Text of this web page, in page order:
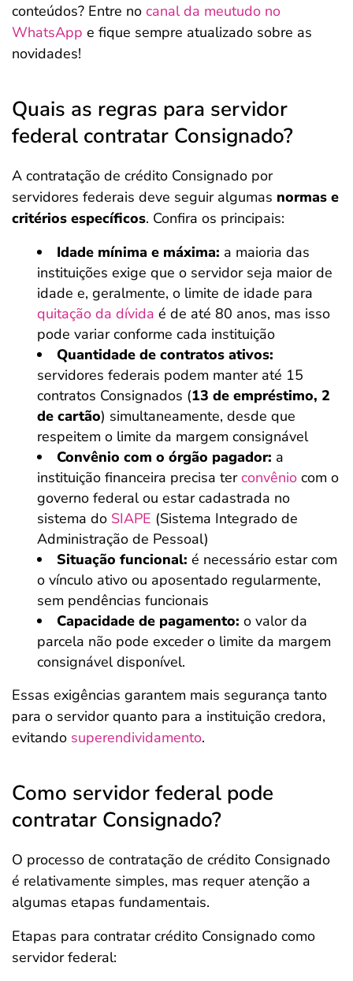
conteúdos? Entre no canal da meutudo no
WhatsApp e fique sempre atualizado sobre as
novidades!
Quais as regras para servidor
federal contratar Consignado?
A contratação de crédito Consignado por
servidores federais deve seguir algumas normas e
critérios específicos. Confira os principais:
Idade mínima e máxima: a maioria das
instituições exige que o servidor seja maior de
idade e, geralmente, o limite de idade para
quitação da dívida é de até 80 anos, mas isso
pode variar conforme cada instituição
Quantidade de contratos ativos:
servidores federais podem manter até 15
contratos Consignados (13 de empréstimo, 2
de cartão) simultaneamente, desde que
respeitem o limite da margem consignável
Convênio com o órgão pagador: a
instituição financeira precisa terconvênio com o
governo federal ou estar cadastrada no
sistema do SIAPE (Sistema Integrado de
Administração de Pessoal)
Situação funcional: é necessário estar com
o vínculo ativo ou aposentado regularmente,
sem pendências funcionais
Capacidade de pagamento: o valor da
parcela não pode exceder o limite da margem
consignável disponível.
Essas exigências garantem mais segurança tanto
para o servidor quanto para a instituição credora,
evitando superendividamento.
Como servidor federal pode
contratar Consignado?
O processo de contratação de crédito Consignado
é relativamente simples, mas requer atenção a
algumas etapas fundamentais.
Etapas para contratar crédito Consignado como
servidor federal: